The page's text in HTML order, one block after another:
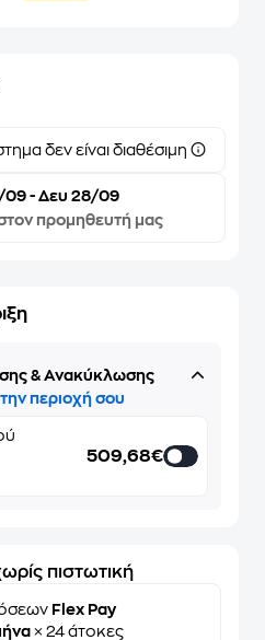
δεν είναι διαθέσιμη
09 - Δευ 28/09
προμηθευτή μας
& Ανακύκλωσης
περιοχή σου
509,68€
πιστωτική
Flex Pay
× 24 άτοκες